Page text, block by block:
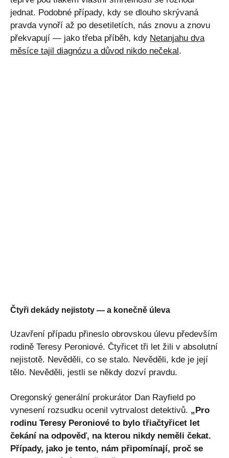
jednat. Podobné případy, kdy se dlouho skrývaná
pravda vynoří až po desetiletích, nás znovu a znovu
překvapují — jako třeba příběh, kdy Netanjahu dva
měsíce tajil diagnózu a důvod nikdo nečekal.
Čtyři dekády nejistoty — a konečně úleva
Uzavření případu přineslo obrovskou úlevu především
rodině Teresy Peroniové. Čtyřicet tři let žili v absolutní
nejistotě. Nevěděli, co se stalo. Nevěděli, kde je její
tělo. Nevěděli, jestli se někdy dozví pravdu.
Oregonský generální prokurátor Dan Rayfield po
vynesení rozsudku ocenil vytrvalost detektivů. „Pro
rodinu Teresy Peroniové to bylo třiačtyřicet let
čekání na odpověď, na kterou nikdy neměli čekat.
Případy, jako je tento, nám připomínají, proč se